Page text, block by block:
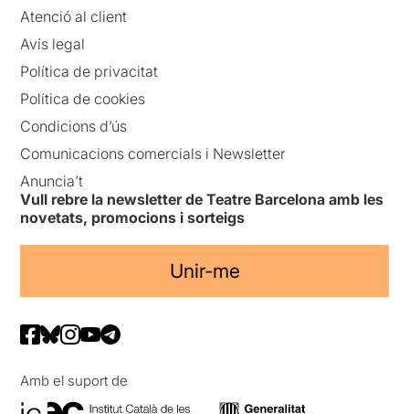
Atenció al client
Avís legal
Política de privacitat
Política de cookies
Condicions d’ús
Comunicacions comercials i Newsletter
Anuncia’t
Vull rebre la newsletter de Teatre Barcelona amb les
novetats, promocions i sorteigs
Unir-me
Amb el suport de